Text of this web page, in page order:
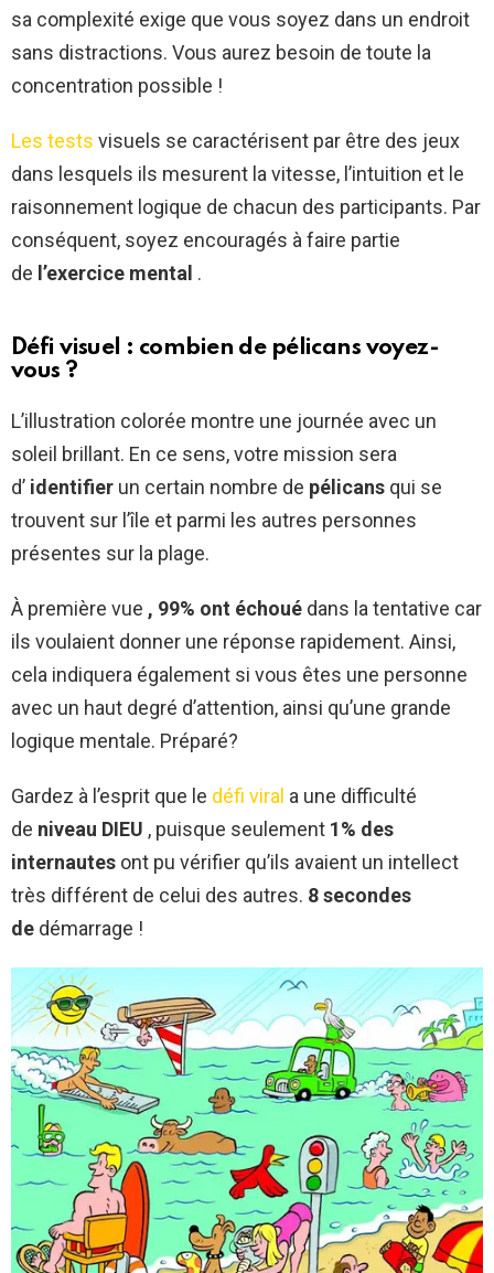
sa complexité exige que vous soyez dans un endroit
sans distractions. Vous aurez besoin de toute la
concentration possible !
Les tests visuels se caractérisent par être des jeux
dans lesquels ils mesurent la vitesse, l’intuition et le
raisonnement logique de chacun des participants. Par
conséquent, soyez encouragés à faire partie
de l’exercice mental .
Défi visuel : combien de pélicans voyez-
vous ?
L’illustration colorée montre une journée avec un
soleil brillant. En ce sens, votre mission sera
d’ identifier un certain nombre de pélicans qui se
trouvent sur l’île et parmi les autres personnes
présentes sur la plage.
À première vue , 99% ont échoué dans la tentative car
ils voulaient donner une réponse rapidement. Ainsi,
cela indiquera également si vous êtes une personne
avec un haut degré d’attention, ainsi qu’une grande
logique mentale. Préparé?
Gardez à l’esprit que le défi viral a une difficulté
de niveau DIEU , puisque seulement 1% des
internautes ont pu vérifier qu’ils avaient un intellect
très différent de celui des autres. 8 secondes
de démarrage !